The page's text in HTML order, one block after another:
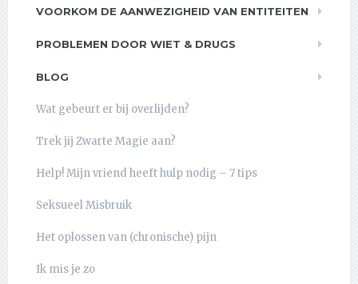
VOORKOM DE AANWEZIGHEID VAN ENTITEITEN
PROBLEMEN DOOR WIET & DRUGS
BLOG
Wat gebeurt er bij overlijden?
Trek jij Zwarte Magie aan?
Help! Mijn vriend heeft hulp nodig – 7 tips
Seksueel Misbruik
Het oplossen van (chronische) pijn
Ik mis je zo